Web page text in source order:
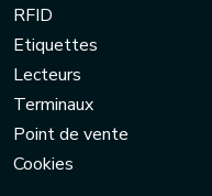
RFID
Etiquettes
Lecteurs
Terminaux
Point de vente
Cookies